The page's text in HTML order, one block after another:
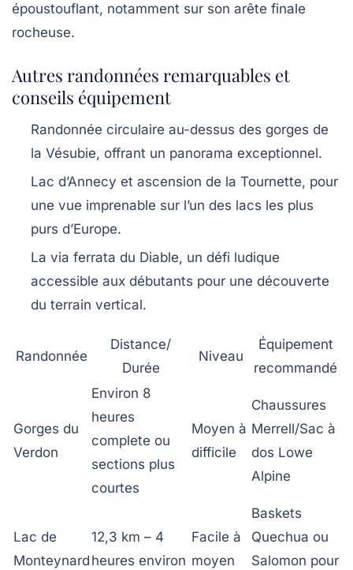
époustouflant, notamment sur son arête finale
rocheuse.
Autres randonnées remarquables et
conseils équipement
Randonnée circulaire au-dessus des gorges de
la Vésubie, offrant un panorama exceptionnel.
Lac d’Annecy et ascension de la Tournette, pour
une vue imprenable sur l’un des lacs les plus
purs d’Europe.
La via ferrata du Diable, un défi ludique
accessible aux débutants pour une découverte
du terrain vertical.
Randonnée
Distance/
Durée
Niveau
Équipement
recommandé
Gorges du
Verdon
Environ 8
heures
complete ou
sections plus
courtes
Moyen à
difficile
Chaussures
Merrell/Sac à
dos Lowe
Alpine
Lac de
Monteynard
12,3 km – 4
heures environ
Facile à
moyen
Baskets
Quechua ou
Salomon pour